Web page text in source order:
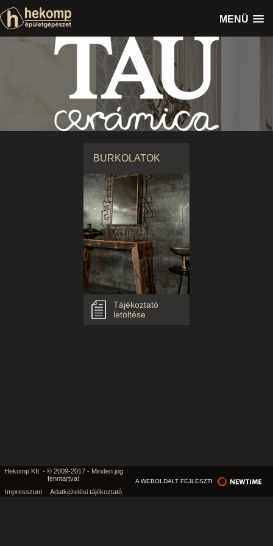
MENÜ
BURKOLATOK
Tájékoztató
letöltése
Hekomp Kft. - © 2009-2017 - Minden jog
fenntartva!
Impresszum
Adatkezelési tájékoztató
A WEBOLDALT FEJLESZTI